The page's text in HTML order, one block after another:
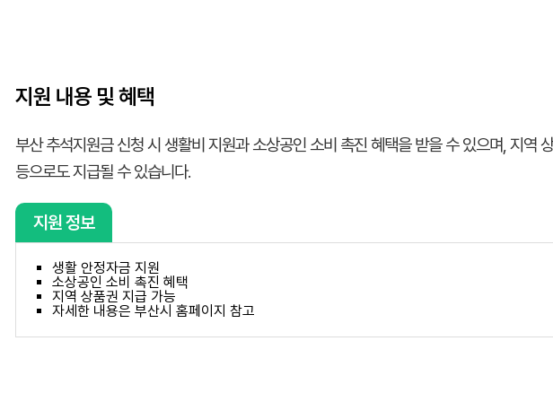
지원 내용 및 혜택
부산 추석지원금 신청 시 생활비 지원과 소상공인 소비 촉진 혜택을 받을 수 있으며, 지역
등으로도 지급될 수 있습니다.
지원 정보
생활 안정자금 지원
소상공인 소비 촉진 혜택
지역 상품권 지급 가능
자세한 내용은 부산시 홈페이지 참고